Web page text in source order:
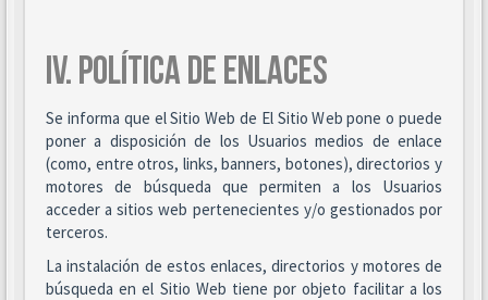
IV. POLÍTICA DE ENLACES
Se informa que el Sitio Web de El Sitio Web pone o puede
poner a disposición de los Usuarios medios de enlace
(como, entre otros, links, banners, botones), directorios y
motores de búsqueda que permiten a los Usuarios
acceder a sitios web pertenecientes y/o gestionados por
terceros.
La instalación de estos enlaces, directorios y motores de
búsqueda en el Sitio Web tiene por objeto facilitar a los